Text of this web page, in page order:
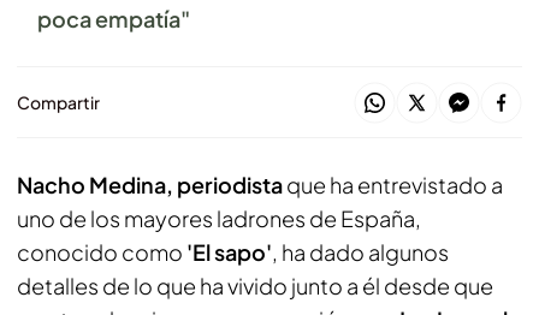
poca empatía"
Compartir
Nacho Medina, periodistaque ha entrevistado a
uno de los mayores ladrones de España,
conocido como 'El sapo', ha dado algunos
detalles de lo que ha vivido junto a él desde que